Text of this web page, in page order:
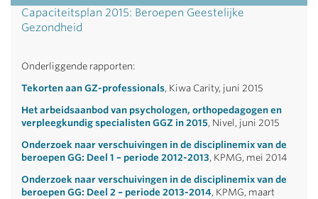
Capaciteitsplan 2015: Beroepen Geestelijke
Gezondheid
Onderliggende rapporten:
Tekorten aan GZ-professionals, Kiwa Carity, juni 2015
Het arbeidsaanbod van psychologen, orthopedagogen en
verpleegkundig specialisten GGZ in 2015, Nivel, juni 2015
Onderzoek naar verschuivingen in de disciplinemix van de
beroepen GG: Deel 1 – periode 2012-2013, KPMG, mei 2014
Onderzoek naar verschuivingen in de disciplinemix van de
beroepen GG: Deel 2 – periode 2013-2014, KPMG, maart